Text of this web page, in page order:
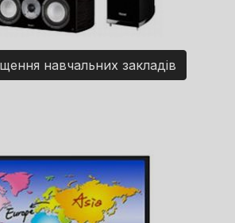
навчальних закладів